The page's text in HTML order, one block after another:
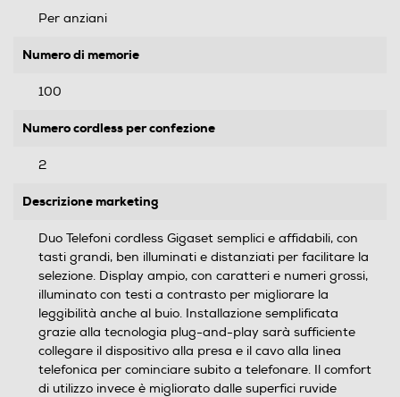
Per anziani
Numero di memorie
100
Numero cordless per confezione
2
Descrizione marketing
Duo Telefoni cordless Gigaset semplici e affidabili, con
tasti grandi, ben illuminati e distanziati per facilitare la
selezione. Display ampio, con caratteri e numeri grossi,
illuminato con testi a contrasto per migliorare la
leggibilità anche al buio. Installazione semplificata
grazie alla tecnologia plug-and-play sarà sufficiente
collegare il dispositivo alla presa e il cavo alla linea
telefonica per cominciare subito a telefonare. Il comfort
di utilizzo invece è migliorato dalle superfici ruvide